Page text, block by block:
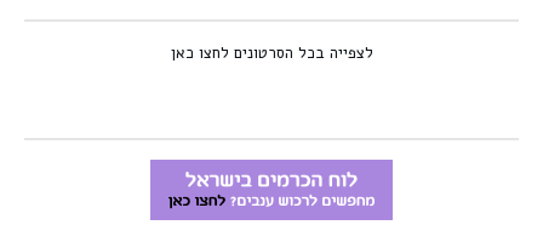
לצפייה בכל הסרטונים לחצו כאן